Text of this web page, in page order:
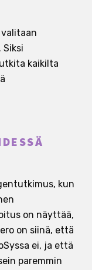
kaikilta
kun
on näyttää,
on siinä, että
ei, ja että
paremmin